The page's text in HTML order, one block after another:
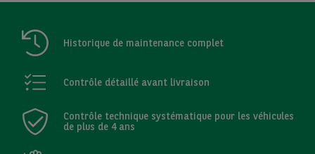
Historique de maintenance complet
Contrôle détaillé avant livraison
Contrôle technique systématique pour les véhicules
de plus de 4 ans